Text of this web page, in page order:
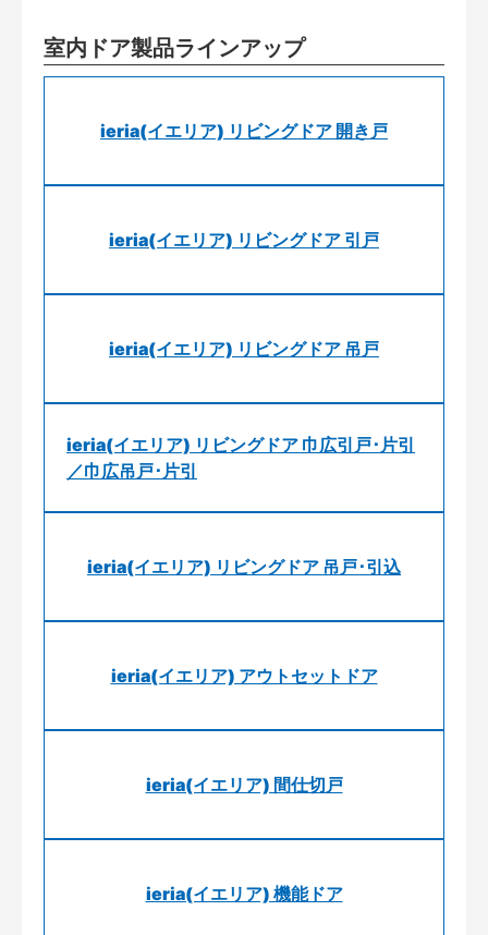
室内ドア製品ラインアップ
ieria(イエリア) リビングドア 開き戸
ieria(イエリア) リビングドア 引戸
ieria(イエリア) リビングドア 吊戸
ieria(イエリア) リビングドア 巾広引戸･片引
／巾広吊戸･片引
ieria(イエリア) リビングドア 吊戸･引込
ieria(イエリア) アウトセットドア
ieria(イエリア) 間仕切戸
ieria(イエリア) 機能ドア